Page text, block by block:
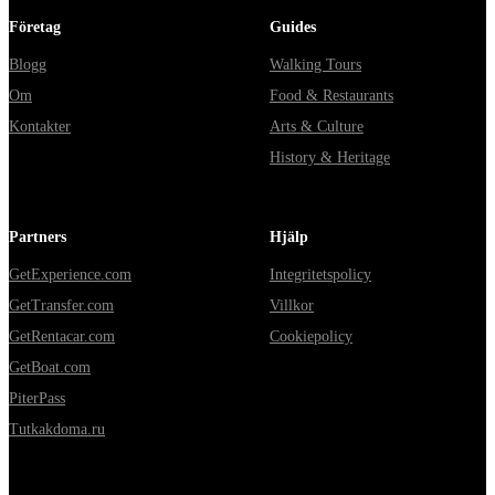
Företag
Blogg
Om
Kontakter
Guides
Walking Tours
Food & Restaurants
Arts & Culture
History & Heritage
Partners
GetExperience.com
GetTransfer.com
GetRentacar.com
GetBoat.com
PiterPass
Tutkakdoma.ru
Hjälp
Integritetspolicy
Villkor
Cookiepolicy